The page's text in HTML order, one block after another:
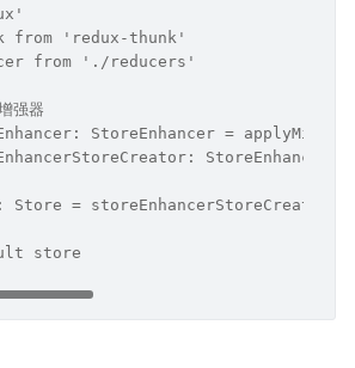
from 'redux-thunk'
from './reducers'
强器
StoreEnhancer =
=
store